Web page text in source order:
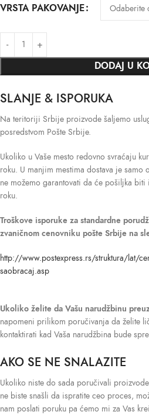
VRSTA PAKOVANJE
DODAJ U
SLANJE & ISPORUKA
Na teritoriji Srbije proizvode šaljemo
posredstvom Pošte Srbije.
Ukoliko u Vaše mesto redovno svraćaju
roku. U manjim mestima dostava je
ne možemo garantovati da će pošiljka biti
roku.
Troškove isporuke za standardne
zvaničnom cenovniku pošte Srbije na
http://www.postexpress.rs/struktura/lat/
saobracaj.asp
Ukoliko želite da Vašu narudžbinu
napomeni prilikom poručivanja da želite
kontaktirati kad Vaša narudžbina bude
AKO SE NE SNALAZITE
Ukoliko niste do sada poručivali
ne biste snašli da ispratite ceo proces,
nam poslati poruku pa ćemo mi za Vas